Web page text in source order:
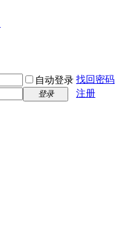
自动登录 找回密码
登录
注册